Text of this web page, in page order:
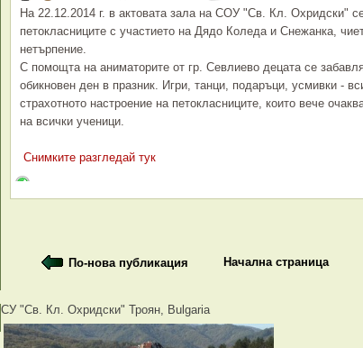
На 22.12.2014 г. в актовата зала на СОУ "Св. Кл. Охридски"
петокласниците с участието на Дядо Коледа и Снежанка,
нетърпение.
С помощта на аниматорите от гр. Севлиево децата се
обикновен ден в празник. Игри, танци, подаръци, усмивки -
страхотното настроение на петокласниците, които вече
на всички ученици.
Снимките разгледай тук
По-нова публикация Начална страница
СУ "Св. Кл. Охридски" Троян, Bulgaria